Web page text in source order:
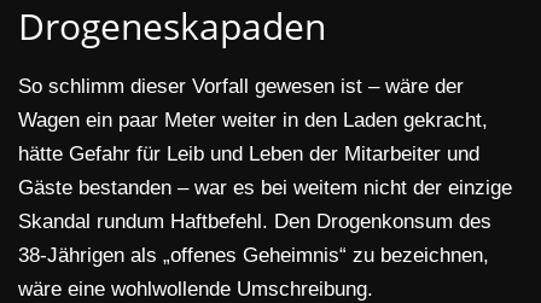
Drogeneskapaden
So schlimm dieser Vorfall gewesen ist – wäre der
Wagen ein paar Meter weiter in den Laden gekracht,
hätte Gefahr für Leib und Leben der Mitarbeiter und
Gäste bestanden – war es bei weitem nicht der einzige
Skandal rundum Haftbefehl. Den Drogenkonsum des
38-Jährigen als „offenes Geheimnis“ zu bezeichnen,
wäre eine wohlwollende Umschreibung.